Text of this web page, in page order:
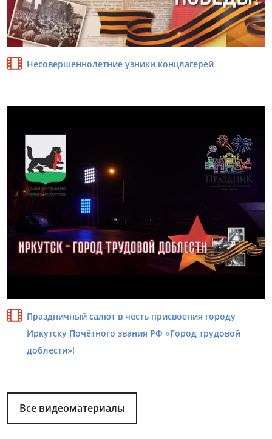
Несовершеннолетние узники концлагерей
Праздничный салют в честь присвоения городу
Иркутску Почётного звания РФ «Город трудовой
доблести»!
Все видеоматериалы